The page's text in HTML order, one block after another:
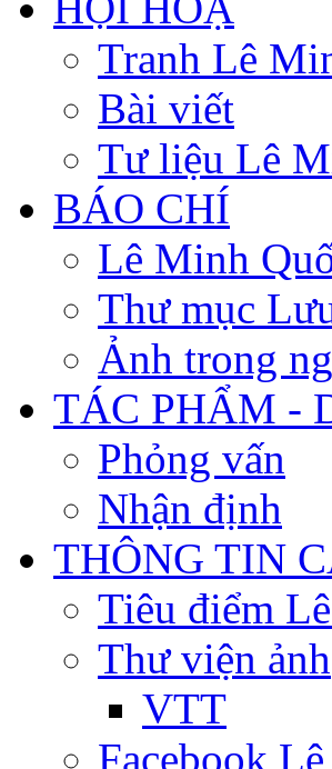
Tranh Lê
Bài viết
Tư liệu Lê
BÁO CHÍ
Lê Minh
Thư mục
Ảnh trong
TÁC PHẨM -
Phỏng vấn
Nhận định
THÔNG TIN
Tiêu điểm
Thư viện ảnh
VTT
Facebook